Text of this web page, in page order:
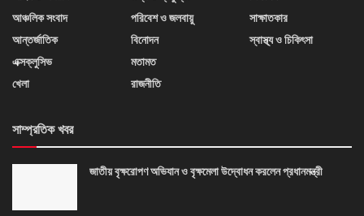
আঞ্চলিক সংবাদ
আন্তর্জাতিক
এক্সক্লুসিভ
খেলা
পরিবেশ ও জলবায়ু
বিনোদন
মতামত
রাজনীতি
সাক্ষাতকার
স্বাস্থ্য ও চিকিৎসা
সাম্প্রতিক খবর
জাতীয় বৃক্ষরোপণ অভিযান ও বৃক্ষমেলা উদ্বোধন করলেন প্রধানমন্ত্রী